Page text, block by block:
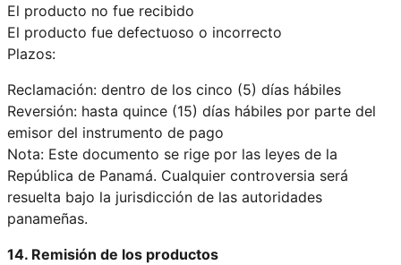
El producto no fue recibido
El producto fue defectuoso o incorrecto
Plazos:
Reclamación: dentro de los cinco (5) días hábiles
Reversión: hasta quince (15) días hábiles por parte del
emisor del instrumento de pago
Nota: Este documento se rige por las leyes de la
República de Panamá. Cualquier controversia será
resuelta bajo la jurisdicción de las autoridades
panameñas.
14. Remisión de los productos